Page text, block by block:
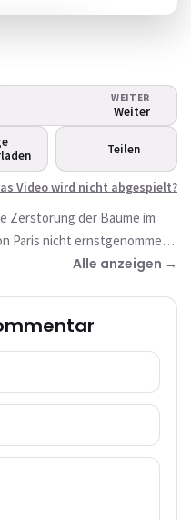
verfügbar
WEITER
Weiter
Teilen
Video wird nicht abgespielt?
Zerstörung der Bäume im
Paris nicht ernstgenommen
Er vervielfältigt
zu kontrollieren.
einer Klassenkameradin und
um die vielen Probleme
Alle anzeigen →